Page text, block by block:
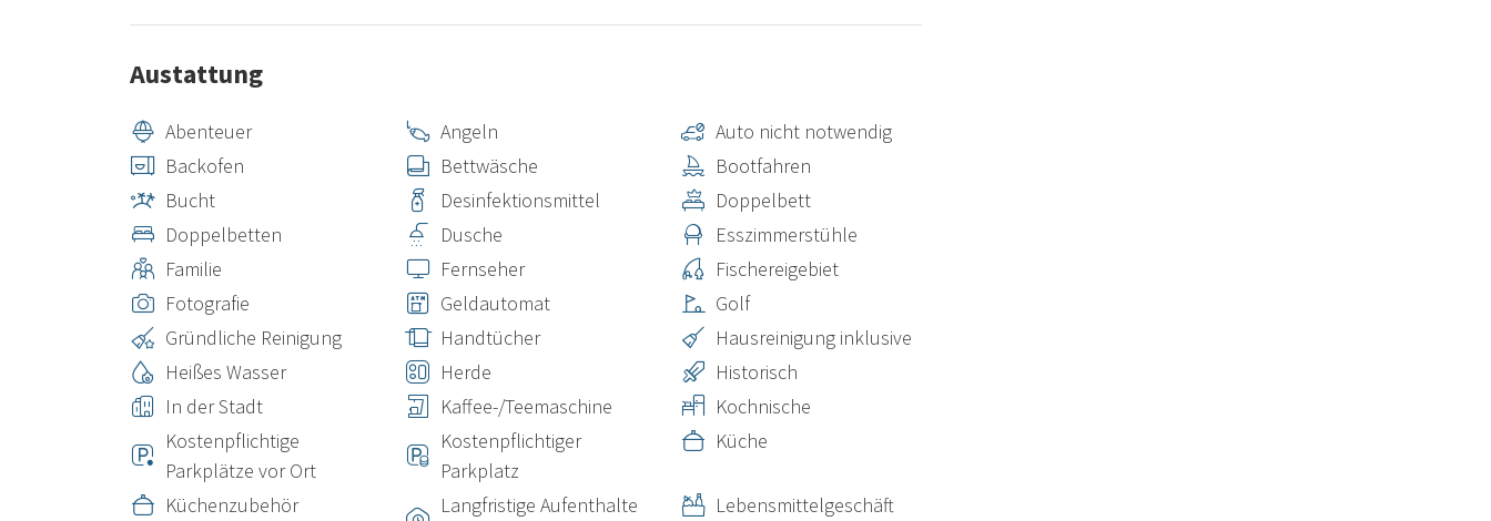
Austattung
Abenteuer Angeln
Auto nicht notwendig
Backofen
Bettwäsche
Bootfahren
Bucht
Desinfektionsmittel
Doppelbett
Doppelbetten
Dusche
Esszimmerstühle
Familie
Fernseher
Fischereigebiet
Fotografie
Geldautomat
Golf
Gründliche Reinigung
Handtücher
Hausreinigung inklusive
Heißes Wasser
Herde
Historisch
In der Stadt
Kaffee-/Teemaschine
Kochnische
Kostenpflichtige
Parkplätze vor Ort
Kostenpflichtiger
Parkplatz
Küche
Küchenzubehör
Langfristige Aufenthalte
Lebensmittelgeschäft